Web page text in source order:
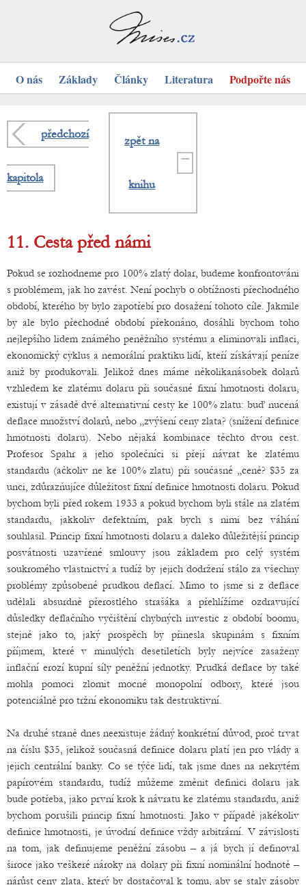
O nás Základy Články Literatura Podpořte nás
předchozí
kapitola
zpět na
knihu
11. Cesta před námi
Pokud se rozhodneme pro 100% zlatý dolar, budeme konfrontováni
s problémem, jak ho zavést. Není pochyb o obtížnosti přechodného
období, kterého by bylo zapotřebí pro dosažení tohoto cíle. Jakmile
by ale bylo přechodné období překonáno, dosáhli bychom toho
nejlepšího lidem známého peněžního systému a eliminovali inflaci,
ekonomický cyklus a nemorální praktiku lidí, kteří získávají peníze
aniž by produkovali. Jelikož dnes máme několikanásobek dolarů
vzhledem ke zlatému dolaru při současné fixní hmotnosti dolaru,
existují v zásadě dvě alternativní cesty ke 100% zlatu: buď nucená
deflace množství dolarů, nebo „zvýšení ceny zlata? (snížení definice
hmotnosti dolaru). Nebo nějaká kombinace těchto dvou cest.
Profesor Spahr a jeho společníci si přejí návrat ke zlatému
standardu (ačkoliv ne ke 100% zlatu) při současné „ceně? $35 za
unci, zdůrazňujíce důležitost fixní definice hmotnosti dolaru. Pokud
bychom byli před rokem 1933 a pokud bychom byli stále na zlatém
standardu, jakkoliv defektním, pak bych s nimi bez váhání
souhlasil. Princip fixní hmotnosti dolaru a daleko důležitější princip
posvátnosti uzavřené smlouvy jsou základem pro celý systém
soukromého vlastnictví a tudíž by jejich dodržení stálo za všechny
problémy způsobené prudkou deflací. Mimo to jsme si z deflace
udělali absurdně přerostlého strašáka a přehlížíme ozdravující
důsledky deflačního vyčištění chybných investic z období boomu,
stejně jako to, jaký prospěch by přinesla skupinám s fixním
příjmem, které v minulých desetiletích byly nejvíce zasaženy
inflační erozí kupní síly peněžní jednotky. Prudká deflace by také
mohla pomoci zlomit mocné monopolní odbory, které jsou
potenciálně pro tržní ekonomiku tak destruktivní.
Na druhé straně dnes neexistuje žádný konkrétní důvod, proč trvat
na číslu $35, jelikož současná definice dolaru platí jen pro vlády a
jejich centrální banky. Co se týče lidí, tak jsme dnes na nekrytém
papírovém standardu, tudíž můžeme změnit definici dolaru jak
bude potřeba, jako první krok k návratu ke zlatému standardu, aniž
bychom porušili princip fixní hmotnosti. Jako v případě jakékoliv
definice hmotnosti, je úvodní definice vždy arbitrární. V závislosti
na tom, jak definujeme peněžní zásobu – a já bych jí definoval
široce jako veškeré nároky na dolary při fixní nominální hodnotě –
nárůst ceny zlata, který by dostačoval k tomu, aby se staly zásoby